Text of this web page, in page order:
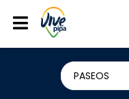
PASEOS